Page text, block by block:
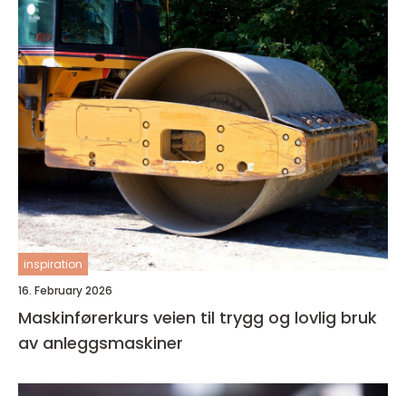
inspiration
16. February 2026
Maskinførerkurs veien til trygg og lovlig bruk
av anleggsmaskiner